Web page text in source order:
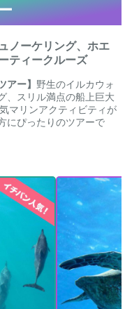
ノーケリング、ホエ
ティークルーズ
ー】 野生のイルカウォ
、スリル満点の船上巨大
マリンアクティビティが
にぴったりのツアーで